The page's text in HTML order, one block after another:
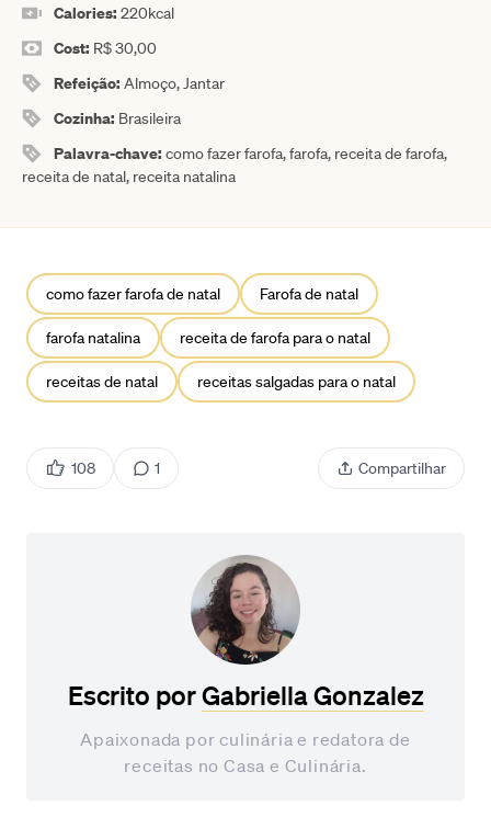
Calories:220kcal
Cost: R$ 30,00
Refeição:Almoço, Jantar
Cozinha: Brasileira
Palavra-chave:como fazer farofa, farofa, receita de farofa,
receita de natal, receita natalina
como fazer farofa de natal Farofa de natal
farofa natalina receita de farofa para o natal
receitas de natal receitas salgadas para o natal
108 1 Compartilhar
Escrito porGabriella Gonzalez
Apaixonada por culinária e redatora de
receitas no Casa e Culinária.